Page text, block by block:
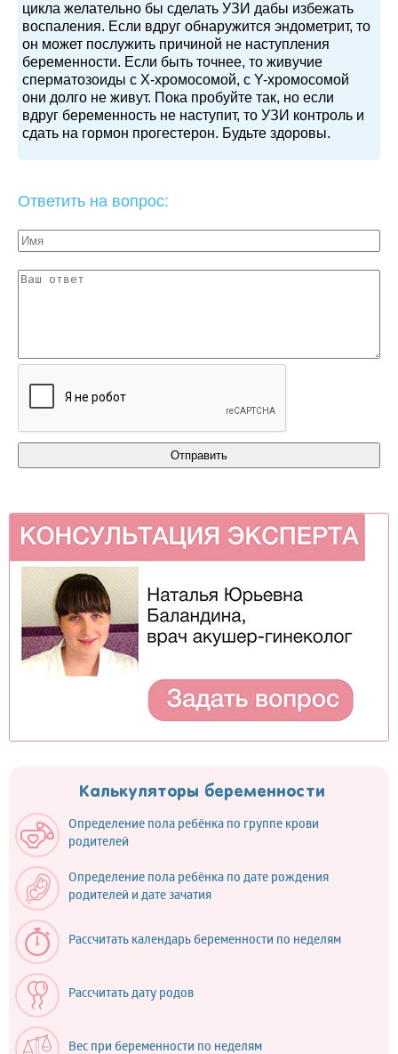
цикла желательно бы сделать УЗИ дабы избежать
воспаления. Если вдруг обнаружится эндометрит, то
он может послужить причиной не наступления
беременности. Если быть точнее, то живучие
сперматозоиды с Х-хромосомой, с Y-хромосомой
они долго не живут. Пока пробуйте так, но если
вдруг беременность не наступит, то УЗИ контроль и
сдать на гормон прогестерон. Будьте здоровы.
Ответить на вопрос:
Калькуляторы беременности
Определение пола ребёнка по группе крови
родителей
Определение пола ребёнка по дате рождения
родителей и дате зачатия
Рассчитать календарь беременности по неделям
Рассчитать дату родов
Вес при беременности по неделям